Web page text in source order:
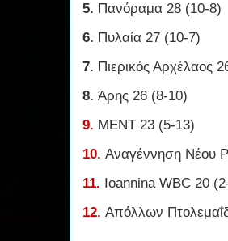
5. Πανόραμα 28 (10-8)
6. Πυλαία 27 (10-7)
7. Πιερικός Αρχέλαος
8. Άρης 26 (8-10)
9. ΜΕΝΤ 23 (5-13)
10. Αναγέννηση Νέου
11. Ioannina WBC 20
12. Απόλλων